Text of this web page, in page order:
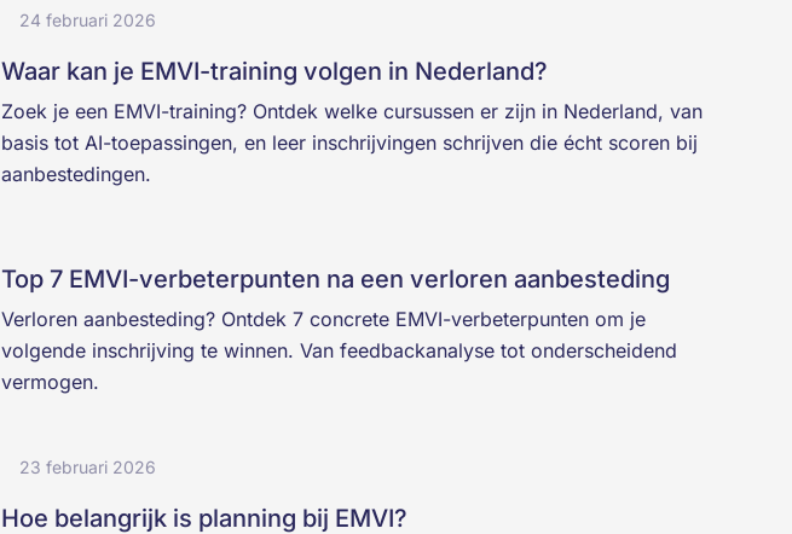
24 februari 2026
Waar kan je EMVI-training volgen in Nederland?
Zoek je een EMVI-training? Ontdek welke cursussen er zijn in Nederland, van
basis tot AI-toepassingen, en leer inschrijvingen schrijven die écht scoren bij
aanbestedingen.
Top 7 EMVI-verbeterpunten na een verloren aanbesteding
Verloren aanbesteding? Ontdek 7 concrete EMVI-verbeterpunten om je
volgende inschrijving te winnen. Van feedbackanalyse tot onderscheidend
vermogen.
23 februari 2026
Hoe belangrijk is planning bij EMVI?